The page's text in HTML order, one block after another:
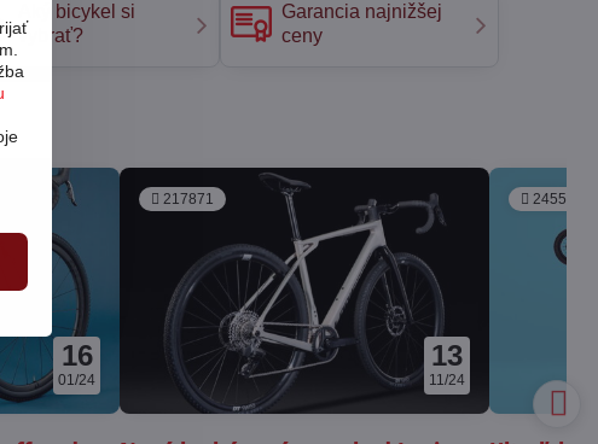
16
01/24
217871
13
11/24
245508
Aký bicykel si
vybrať?
Garancia najnižšej
ceny